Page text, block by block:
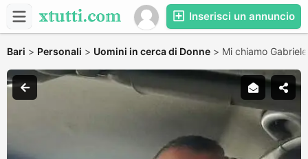
Inserisci un annuncio
Bari > Personali > Uomini in cerca di Donne > Mi chiamo